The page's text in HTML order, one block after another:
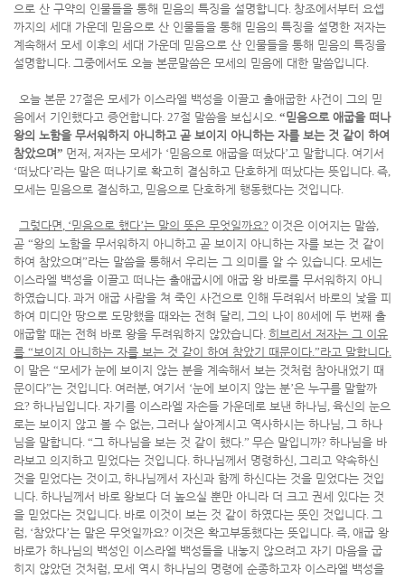
으로 산 구약의 인물들을 통해 믿음의 특징을 설명합니다. 창조에서부터 요셉
까지의 세대 가운데 믿음으로 산 인물들을 통해 믿음의 특징을 설명한 저자는
계속해서 모세 이후의 세대 가운데 믿음으로 산 인물들을 통해 믿음의 특징을
설명합니다. 그중에서도 오늘 본문말씀은 모세의 믿음에 대한 말씀입니다.
오늘 본문 27절은 모세가 이스라엘 백성을 이끌고 출애굽한 사건이 그의 믿
음에서 기인했다고 증언합니다. 27절 말씀을 보십시오. “믿음으로 애굽을 떠나
왕의 노함을 무서워하지 아니하고 곧 보이지 아니하는 자를 보는 것 같이 하여
참았으며” 먼저 , 저자는 모세가 ‘믿음으로 애굽을 떠났다’고 말합니다. 여기서
‘떠났다’라는 말은 떠나기로 확고히 결심하고 단호하게 떠났다는 뜻입니다. 즉,
모세는 믿음으로 결심하고, 믿음으로 단호하게 행동했다는 것입니다.
그렇다면, ‘믿음으로 했다’는 말의 뜻은 무엇일까요? 이것은 이어지는 말씀,
곧 “왕의 노함을 무서워하지 아니하고 곧 보이지 아니하는 자를 보는 것 같이
하여 참았으며”라는 말씀을 통해서 우리는 그 의미를 알 수 있습니다. 모세는
이스라엘 백성을 이끌고 떠나는 출애굽시에 애굽 왕 바로를 무서워하지 아니
하였습니다. 과거 애굽 사람을 쳐 죽인 사건으로 인해 두려워서 바로의 낯을 피
하여 미디안 땅으로 도망했을 때와는 전혀 달리 , 그의 나이 80세에 두 번째 출
애굽할 때는 전혀 바로 왕을 두려워하지 않았습니다. 히브리서 저자는 그 이유
를 “보이지 아니하는 자를 보는 것 같이 하여 참았기 때문이다.”라고 말합니다.
이 말은 “모세가 눈에 보이지 않는 분을 계속해서 보는 것처럼 참아내었기 때
문이다”는 것입니다. 여러분, 여기서 ‘눈에 보이지 않는 분’은 누구를 말할까
요? 하나님입니다. 자기를 이스라엘 자손들 가운데로 보낸 하나님, 육신의 눈으
로는 보이지 않고 볼 수 없는, 그러나 살아계시고 역사하시는 하나님, 그 하나
님을 말합니다. “그 하나님을 보는 것 같이 했다.” 무슨 말입니까? 하나님을 바
라보고 의지하고 믿었다는 것입니다. 하나님께서 명령하신, 그리고 약속하신
것을 믿었다는 것이고, 하나님께서 자신과 함께 하신다는 것을 믿었다는 것입
니다. 하나님께서 바로 왕보다 더 높으실 뿐만 아니라 더 크고 권세 있다는 것
을 믿었다는 것입니다. 바로 이것이 보는 것 같이 하였다는 뜻인 것입니다. 그
럼, ‘참았다’는 말은 무엇일까요? 이것은 확고부동했다는 뜻입니다. 즉, 애굽 왕
바로가 하나님의 백성인 이스라엘 백성들을 내놓지 않으려고 자기 마음을 굽
히지 않았던 것처럼, 모세 역시 하나님의 명령에 순종하고자 이스라엘 백성을